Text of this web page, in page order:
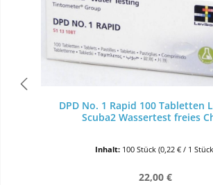
DPD No. 1 Rapid 100 Tabletten
Scuba2 Wassertest freies
Inhalt: 100 Stück (0,22 € / 1
Regulärer Preis:
22,00 €